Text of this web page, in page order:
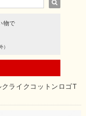
物で
）
ライクコットンロゴT